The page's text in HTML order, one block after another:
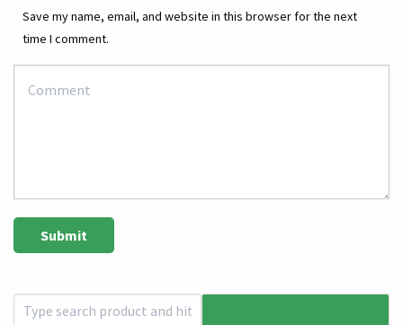
Save my name, email, and website in this browser for the next
time I comment.